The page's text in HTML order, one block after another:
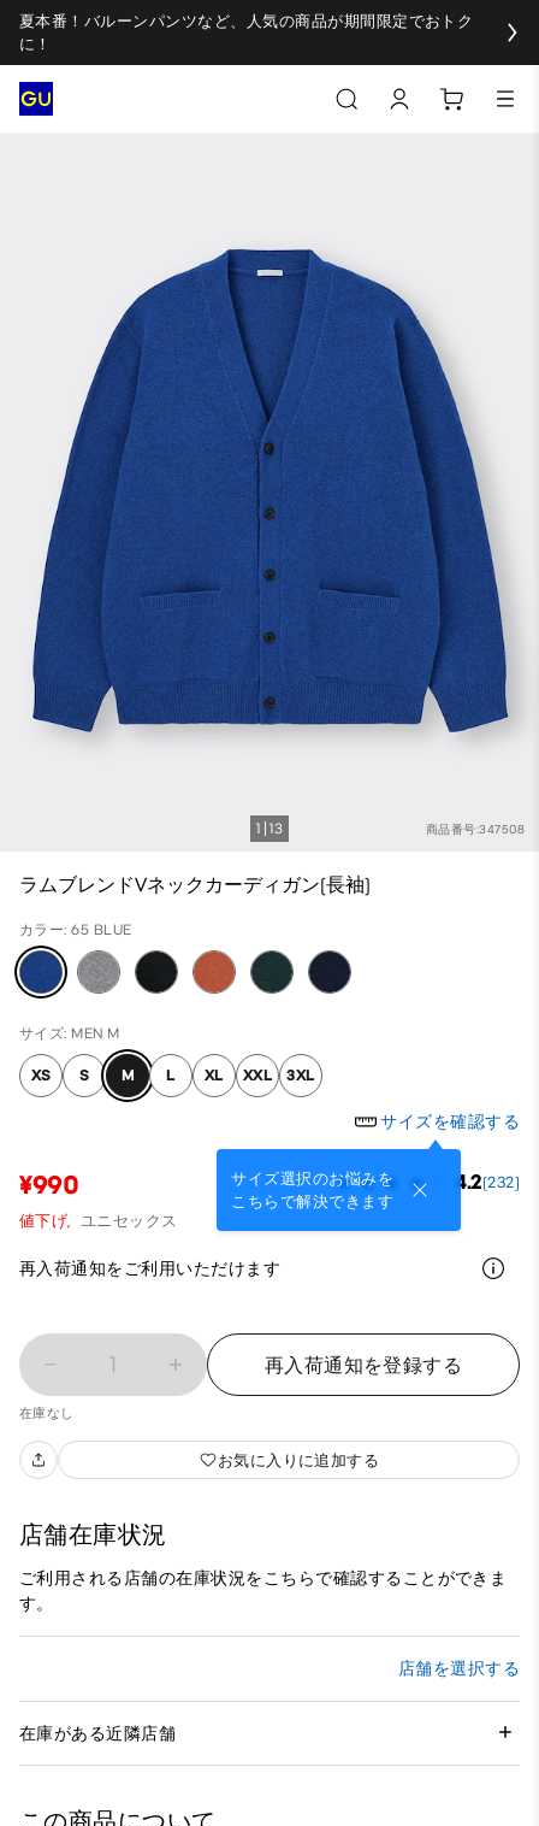
夏本番！バルーンパンツなど、人気の商品が期間限定でおトク
に！
商品番号:347508
1 13
ラムブレンドVネックカーディガン(長袖)
カラー: 65 BLUE
サイズ: MEN M
XS S M L XL XXL 3XL
サイズを確認する
サイズ選択のお悩みを
こちらで解決できます
¥990 4.2(232)
値下げ, ユニセックス
再入荷通知をご利用いただけます
1 再入荷通知を登録する
在庫なし
お気に入りに追加する
店舗在庫状況
ご利用される店舗の在庫状況をこちらで確認することができま
す。
店舗を選択する
在庫がある近隣店舗